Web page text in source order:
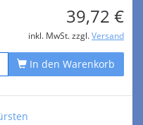
39,72 €
inkl. MwSt. zzgl. Versand
In den Warenkorb